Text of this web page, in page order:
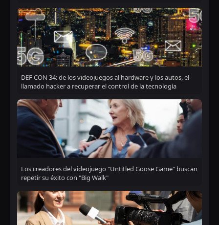
DEF CON 34: de los videojuegos al hardware y los autos, el
llamado hacker a recuperar el control de la tecnología
Los creadores del videojuego "Untitled Goose Game" buscan
repetir su éxito con "Big Walk"